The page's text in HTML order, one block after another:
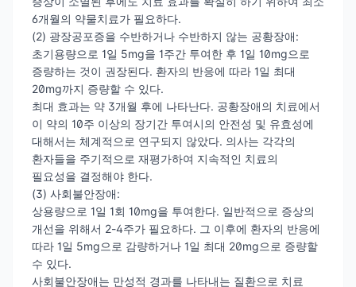
6개월의 약물치료가 필요하다.
(2) 광장공포증을 수반하거나 수반하지 않는 공황장애:
초기용량으로 1일 5mg을 1주간 투여한 후 1일 10mg으로
증량하는 것이 권장된다. 환자의 반응에 따라 1일 최대
20mg까지 증량할 수 있다.
최대 효과는 약 3개월 후에 나타난다. 공황장애의 치료에서
이 약의 10주 이상의 장기간 투여시의 안전성 및 유효성에
대해서는 체계적으로 연구되지 않았다. 의사는 각각의
환자들을 주기적으로 재평가하여 지속적인 치료의
필요성을 결정해야 한다.
(3) 사회불안장애:
상용량으로 1일 1회 10mg을 투여한다. 일반적으로 증상의
개선을 위해서 2-4주가 필요하다. 그 이후에 환자의 반응에
따라 1일 5mg으로 감량하거나 1일 최대 20mg으로 증량할
수 있다.
사회불안장애는 만성적 경과를 나타내는 질환으로 치료